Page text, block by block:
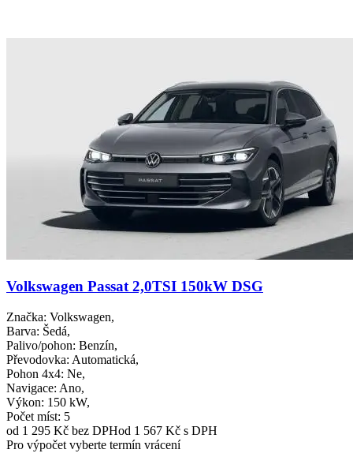
Volkswagen Passat 2,0TSI 150kW DSG
Značka: Volkswagen,
Barva: Šedá,
Palivo/pohon: Benzín,
Převodovka: Automatická,
Pohon 4x4: Ne,
Navigace: Ano,
Výkon: 150 kW,
Počet míst: 5
od 1 295 Kč bez DPHod 1 567 Kč s DPH
Pro výpočet vyberte termín vrácení